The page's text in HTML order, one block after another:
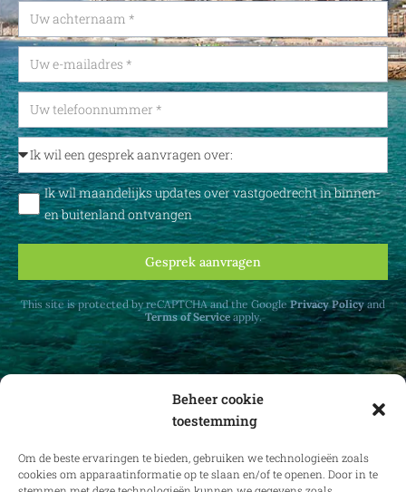
Beheer cookie
toestemming
Om de beste ervaringen te bieden, gebruiken we technologieën zoals
cookies om apparaatinformatie op te slaan en/of te openen. Door in te
Ik wil maandelijks updates over vastgoedrecht in binnen-
en buitenland ontvangen
Gesprek aanvragen
This site is protected by reCAPTCHA and the GooglePrivacy Policyand
Terms of Serviceapply.
Ontvang maandelijks updates over
vastgoedrecht in binnen- en buitenland.